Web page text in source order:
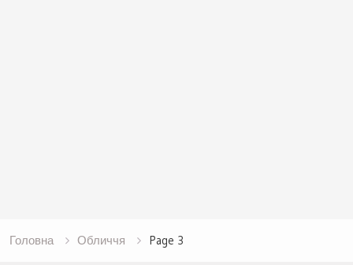
Головна Обличчя Page 3